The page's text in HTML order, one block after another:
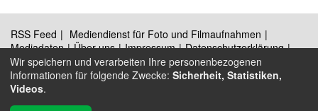
RSS Feed
Mediendienst für Foto und Filmaufnahmen
Mediadaten
Über uns Impressum
Datenschutzerklärung
Kontakt
Wir speichern und verarbeiten Ihre personenbezogenen
Informationen für folgende Zwecke: Sicherheit, Statistiken,
Videos.